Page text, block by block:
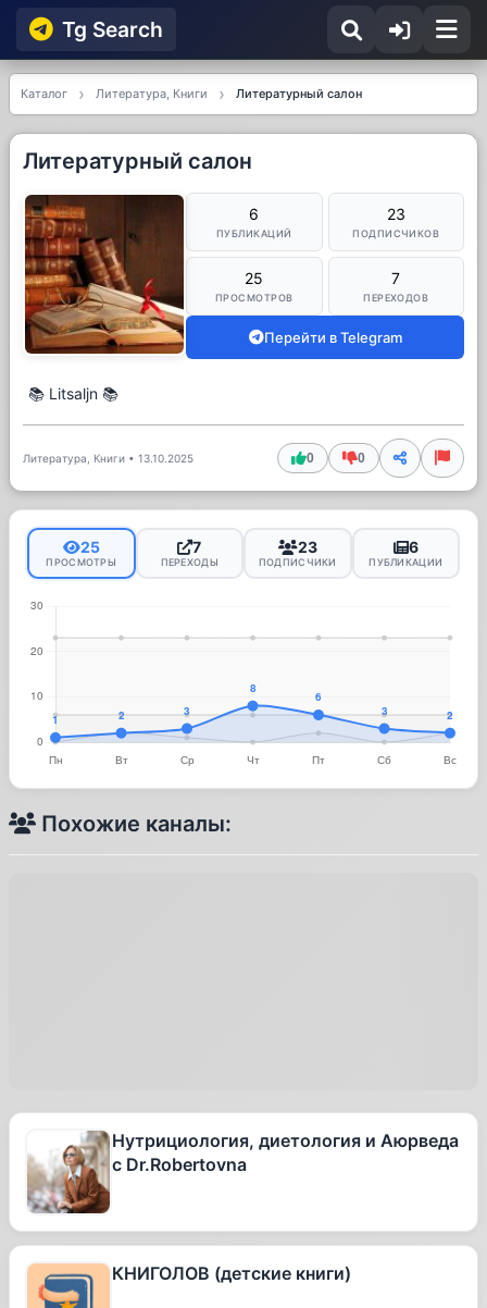
Tg Searсh
Каталог Литература, Книги Литературный салон
Литературный салон
6
ПУБЛИКАЦИЙ
23
ПОДПИСЧИКОВ
25
ПРОСМОТРОВ
7
ПЕРЕХОДОВ
Перейти в Telegram
📚 Litsaljn 📚
Литература, Книги • 13.10.2025 0 0
25
ПРОСМОТРЫ
7
ПЕРЕХОДЫ
23
ПОДПИСЧИКИ
6
ПУБЛИКАЦИИ
Похожие каналы:
Нутрициология, диетология и Аюрведа
с Dr.Robertovna
КНИГОЛОВ (детские книги)